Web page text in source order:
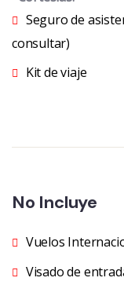
Seguro de
consultar)
Kit de viaje
No Incluye
Vuelos
Visado de